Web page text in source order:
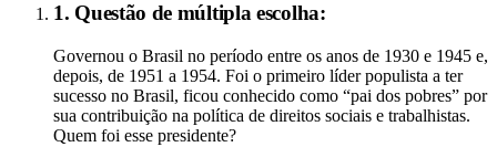
1. Questão de múltipla escolha:
Governou o Brasil no período entre os anos de 1930 e 1945 e,
depois, de 1951 a 1954. Foi o primeiro líder populista a ter
sucesso no Brasil, ficou conhecido como “pai dos pobres” por
sua contribuição na política de direitos sociais e trabalhistas.
Quem foi esse presidente?